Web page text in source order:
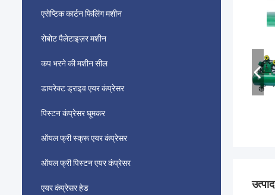
एसेप्टिक कार्टन फिलिंग मशीन
रोबोट पैलेटाइज़र मशीन
कप भरने की मशीन सील
डायरेक्ट ड्राइव एयर कंप्रेसर
पिस्टन कंप्रेसर घूमकर
ऑयल फ्री स्क्रू एयर कंप्रेसर
ऑयल फ्री पिस्टन एयर कंप्रेसर
एयर कंप्रेसर हेड